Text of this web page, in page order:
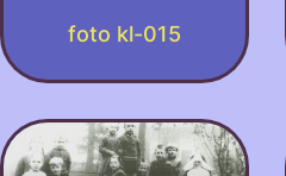
foto kl-015